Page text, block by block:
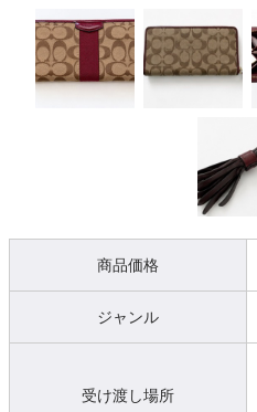
商品価格
ジャンル
受け渡し場所